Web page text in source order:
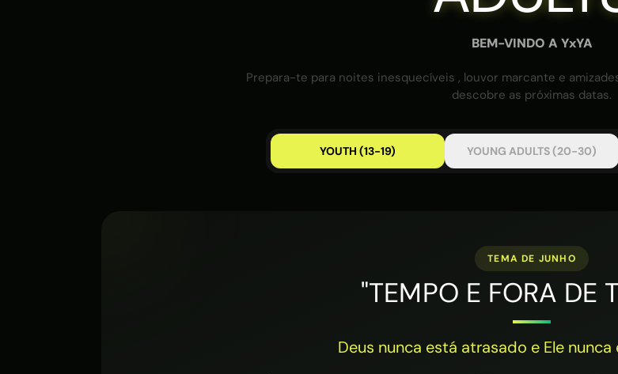
BEM-VINDO A YxYA
Prepara-te para noites inesquecíveis , louvor marcante e
descobre as próximas datas.
YOUTH (13-19) YOUNG ADULTS (20-30)
TEMA DE JUNHO
"TEMPO E FORA DE
Deus nunca está atrasado e Ele